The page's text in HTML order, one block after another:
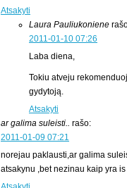
Atsakyti
Laura Pauliukoniene
2011-01-10 07:26
Laba diena,
Tokiu atveju
gydytoją.
Atsakyti
ar galima suleisti.. rašo:
2011-01-09 07:21
norejau paklausti,ar galima
atsakynu ,bet nezinau kaip yra